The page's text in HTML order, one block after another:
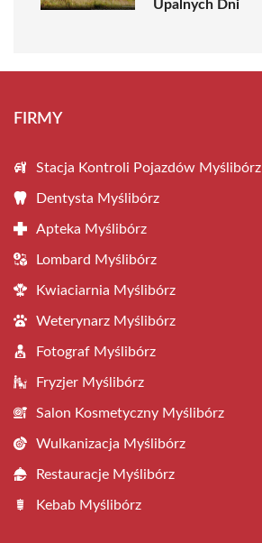
Upalnych Dni
FIRMY
Stacja Kontroli Pojazdów Myślibórz
Dentysta Myślibórz
Apteka Myślibórz
Lombard Myślibórz
Kwiaciarnia Myślibórz
Weterynarz Myślibórz
Fotograf Myślibórz
Fryzjer Myślibórz
Salon Kosmetyczny Myślibórz
Wulkanizacja Myślibórz
Restauracje Myślibórz
Kebab Myślibórz